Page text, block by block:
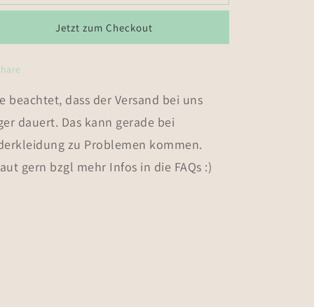
Jacke
Jetzt zum Checkout
beachtet, dass der Versand bei uns
dauert. Das kann gerade bei
zu Problemen kommen.
gern bzgl mehr Infos in die FAQs :)